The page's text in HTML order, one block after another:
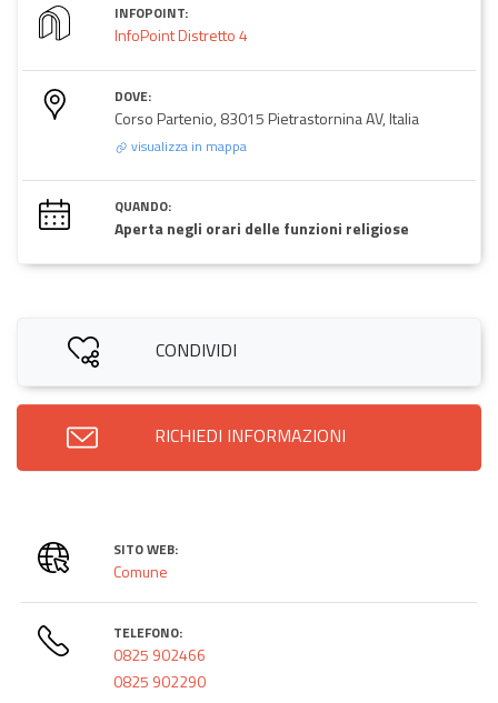
INFOPOINT:
InfoPoint Distretto 4
DOVE:
Corso Partenio, 83015 Pietrastornina AV, Italia
visualizza in mappa
QUANDO:
Aperta negli orari delle funzioni religiose
CONDIVIDI
RICHIEDI INFORMAZIONI
SITO WEB:
Comune
TELEFONO:
0825 902466
0825 902290